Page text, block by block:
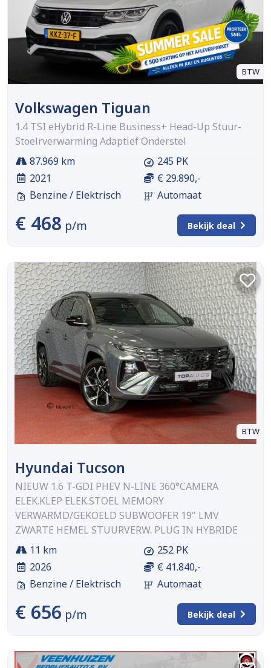
BTW
Volkswagen Tiguan
1.4 TSI eHybrid R-Line Business+ Head-Up Stuur-
Stoelrverwarming Adaptief Onderstel
87.969 km
2021
Benzine / Elektrisch
245 PK
€ 29.890,-
Automaat
€ 468 p/m Bekijk deal
BTW
Hyundai Tucson
NIEUW 1.6 T-GDI PHEV N-LINE 360°CAMERA
ELEK.KLEP ELEK.STOEL MEMORY
VERWARMD/GEKOELD SUBWOOFER 19" LMV
ZWARTE HEMEL STUURVERW. PLUG IN HYBRIDE
11 km
2026
Benzine / Elektrisch
252 PK
€ 41.840,-
Automaat
€ 656 p/m Bekijk deal